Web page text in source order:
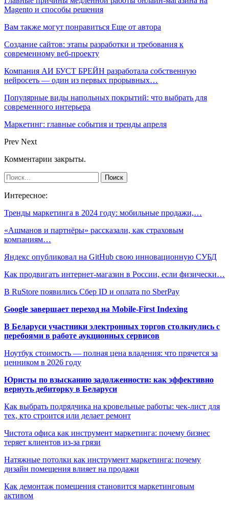
Magento и способы решения
Вам также могут понравиться Еще от автора
Создание сайтов: этапы разработки и требования к
современному веб-проекту
Компания АИ БУСТ БРЕЙН разработала собственную
нейросеть — один из первых прорывных…
Популярные виды напольных покрытий: что выбрать для
современного интерьера
Маркетинг: главные события и тренды апреля
Prev Next
Комментарии закрыты.
Интересное:
Тренды маркетинга в 2024 году: мобильные продажи,…
«Ашманов и партнёры» рассказали, как страховым
компаниям…
Яндекс опубликовал на GitHub свою инновационную СУБД
Как продвигать интернет-магазин в России, если физически…
В RuStore появились Сбер ID и оплата по SberPay
Google завершает переход на Mobile-First Indexing
В Беларуси участники электронных торгов столкнулись с
перебоями в работе аукционных сервисов
Ноутбук стоимость — полная цена владения: что прячется за
ценником в 2026 году
Юристы по взысканию задолженности: как эффективно
вернуть дебиторку в Беларуси
Как выбрать подрядчика на кровельные работы: чек-лист для
тех, кто строится или делает ремонт
Чистота офиса как инструмент маркетинга: почему бизнес
теряет клиентов из-за грязи
Натяжные потолки как инструмент маркетинга: почему
дизайн помещения влияет на продажи
Как демонтаж помещения становится маркетинговым
активом